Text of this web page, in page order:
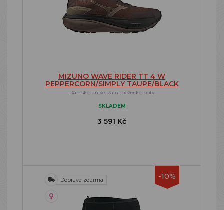
MIZUNO WAVE RIDER TT 4 W
PEPPERCORN/SIMPLY TAUPE/BLACK
Dámské univerzální běžecké boty
SKLADEM
3 591 Kč
-10%
Doprava zdarma